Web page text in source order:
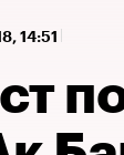
14:51